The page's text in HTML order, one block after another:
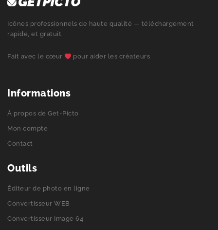
Icônes professionnels de haute qualité — téléchargement
rapide, et gratuit.
Fait avec le cœur pour aider les créateurs
Informations
À propos de Get-Picto
Mon compte
Contact
Outils
Éditeur de photo en ligne
Convertisseur WEB
Convertisseur Image 64